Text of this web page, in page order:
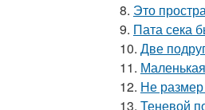
8. Это
9. Пата сека
10. Две
11.
12. Не размер
13. Теневой